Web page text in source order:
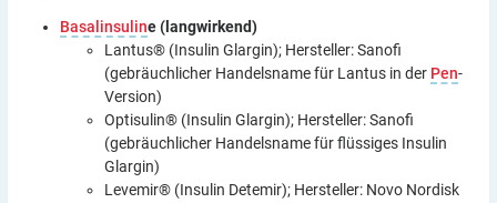
Basalinsuline (langwirkend)
Lantus® (Insulin Glargin); Hersteller: Sanofi
(gebräuchlicher Handelsname für Lantus in der Pen-
Version)
Optisulin® (Insulin Glargin); Hersteller: Sanofi
(gebräuchlicher Handelsname für flüssiges Insulin
Glargin)
Levemir® (Insulin Detemir); Hersteller: Novo Nordisk